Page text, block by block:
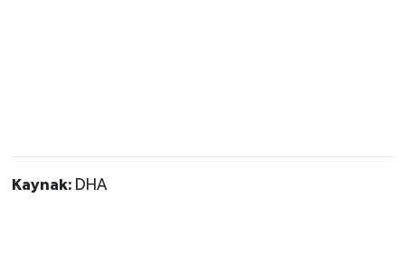
Kaynak: DHA